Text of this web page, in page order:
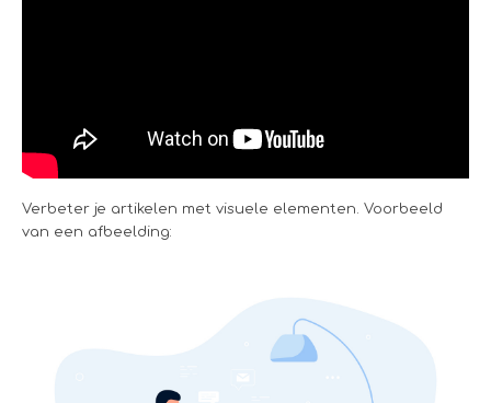
Verbeter je artikelen met visuele elementen. Voorbeeld
van een afbeelding: